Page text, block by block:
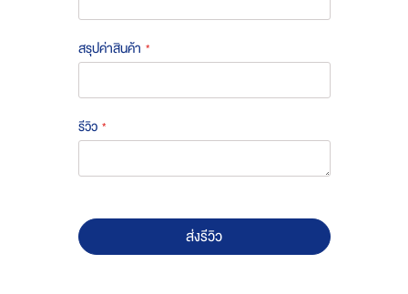
สรุปค่าสินค้า
รีวิว
ส่งรีวิว